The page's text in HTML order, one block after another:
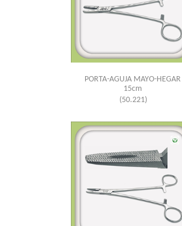
PORTA-AGUJA MAYO-HEGAR
15cm
(50.221)